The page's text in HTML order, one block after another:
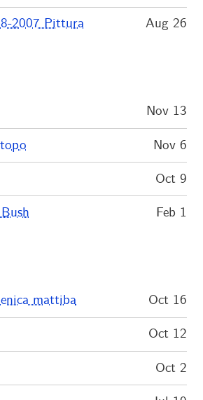
2007 Pittura Aug 26
Nov 13
Nov 6
Oct 9
Feb 1
mattiba Oct 16
Oct 12
Oct 2